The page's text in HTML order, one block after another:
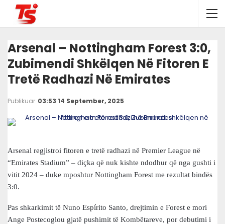
Arsenal – Nottingham Forest 3:0,
Zubimendi Shkëlqen Në Fitoren E
Tretë Radhazi Në Emirates
Publikuar 03:53 14 September, 2025
Arsenal regjistroi fitoren e tretë radhazi në Premier League në
“Emirates Stadium” – diçka që nuk kishte ndodhur që nga gushti i
vitit 2024 – duke mposhtur Nottingham Forest me rezultat bindës
3:0.
Pas shkarkimit të Nuno Espírito Santo, drejtimin e Forest e mori
Ange Postecoglou gjatë pushimit të Kombëtareve, por debutimi i